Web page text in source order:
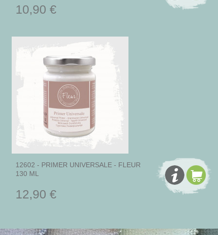
10,90 €
12602 - PRIMER UNIVERSALE - FLEUR
130 ML
12,90 €